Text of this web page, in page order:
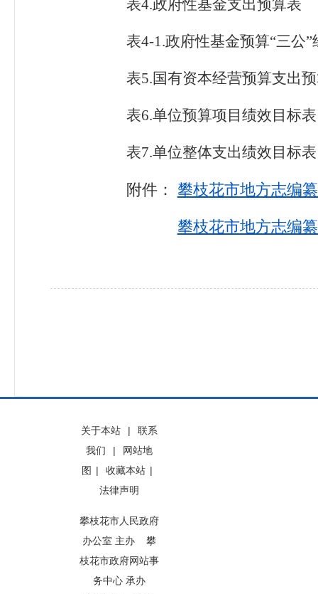
表4.政府性基金支出预算表
表4-1.政府性基金预算“三公
表5.国有资本经营预算支出
表6.单位预算项目绩效目标表
表7.单位整体支出绩效目标表
附件： 攀枝花市地方志编
攀枝花市地方志编
关于本站 |
联系
我们
|
网站地
图 | 收藏本站 |
法律声明
攀枝花市人民政府
办公室 主办 攀
枝花市政府网站事
务中心 承办